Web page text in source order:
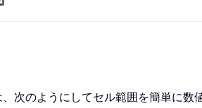
次のようにしてセル範囲を簡単に数